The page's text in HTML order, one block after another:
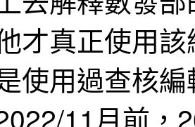
才真正使用
使用過查核
11月前，